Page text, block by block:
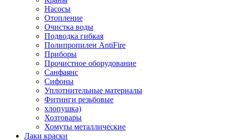
Насосы
Отопление
Очистка воды
Подводка гибкая
Полипропилен AntiFire
Приборы
Прочистное оборудование
Санфаянс
Сифоны
Уплотнительные материалы
Фитинги резьбовые
хлопушка)
Хозтовары
Хомуты металлические
Лаки краски